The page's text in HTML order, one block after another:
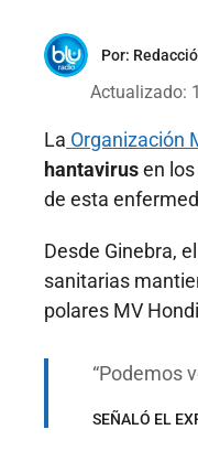
Por:
Actualizado:
La Organización
hantavirusen
de esta
Desde Ginebra,
sanitarias
polares MV
Podemos
SEÑALÓ EL